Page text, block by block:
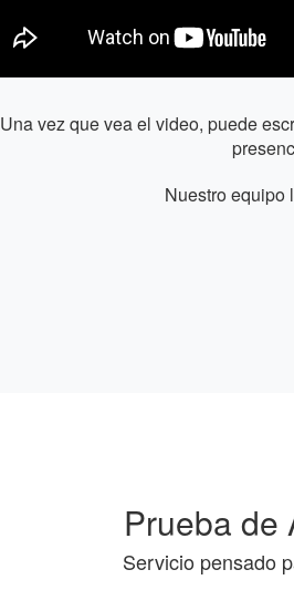
Una vez que vea el video, puede
Nuestro equipo
Prueba de
Servicio pensado